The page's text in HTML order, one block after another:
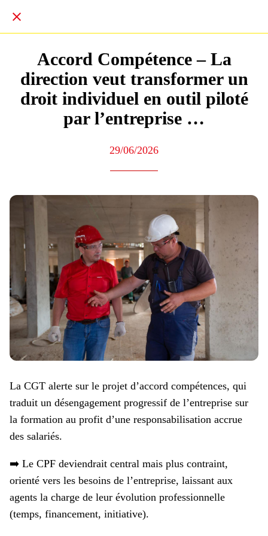
Accord Compétence – La
direction veut transformer un
droit individuel en outil piloté
par l’entreprise …
29/06/2026
La CGT alerte sur le projet d’accord compétences, qui
traduit un désengagement progressif de l’entreprise sur
la formation au profit d’une responsabilisation accrue
des salariés.
➡️ Le CPF deviendrait central mais plus contraint,
orienté vers les besoins de l’entreprise, laissant aux
agents la charge de leur évolution professionnelle
(temps, financement, initiative).